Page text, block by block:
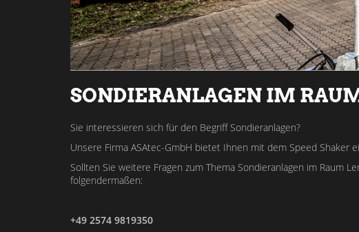
SONDIERANLAGEN IM
Sie interessieren sich für den Begriff Sondieranlagen?
Unsere Firma ASAtec-GmbH bietet Ihnen mit dem Speed Shaker
Sollten Sie weitere Fragen zum Thema Sondieranlagen im Raum
folgendermaßen:
+49 2574 9819350